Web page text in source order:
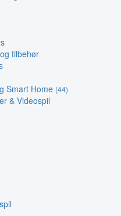
tilbehør
Smart Home (44)
& Videospil